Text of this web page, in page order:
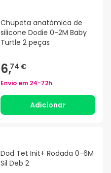
Chupeta anatómica de
silicone Dodie 0-2M Baby
Turtle 2 peças
6,74 €
Envio em 24-72h
Adicionar
Dod Tet Init+ Rodada 0-6M
Sil Deb 2